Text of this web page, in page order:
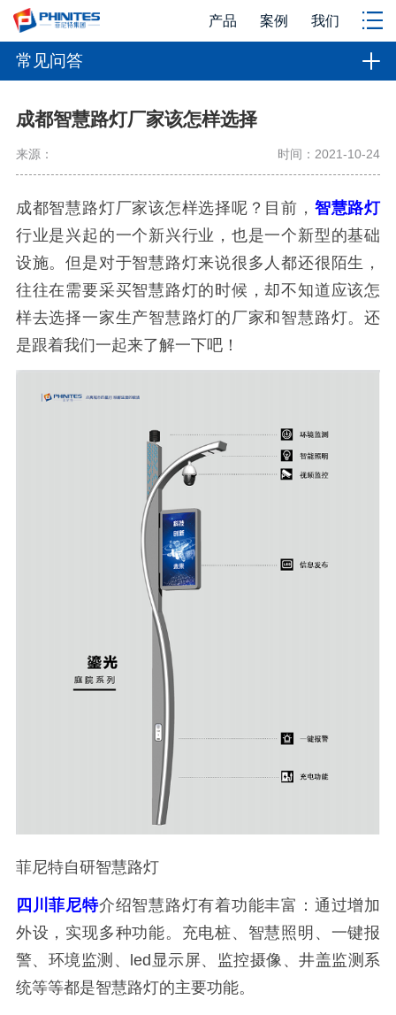
产品 案例 我们
常见问答
成都智慧路灯厂家该怎样选择
来源： 时间：2021-10-24
成都智慧路灯厂家该怎样选择呢？目前， 智慧路灯
行业是兴起的一个新兴行业，也是一个新型的基础
设施。但是对于智慧路灯来说很多人都还很陌生，
往往在需要采买智慧路灯的时候，却不知道应该怎
样去选择一家生产智慧路灯的厂家和智慧路灯。还
是跟着我们一起来了解一下吧！
菲尼特自研智慧路灯
四川菲尼特介绍智慧路灯有着功能丰富：通过增加
外设，实现多种功能。充电桩、智慧照明、一键报
警、环境监测、led显示屏、监控摄像、井盖监测系
统等等都是智慧路灯的主要功能。